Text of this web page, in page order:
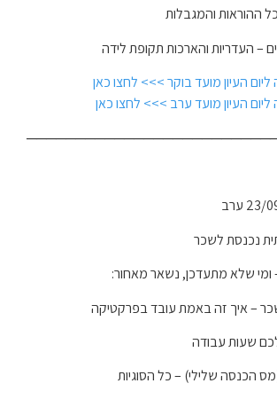
ההוראות והמגבלות
– העדריות והארכות תקופת לידה
העיון מועד בוקר >>> לחצו כאן
העיון מועד ערב >>> לחצו כאן
נכנסת לשכר
ומי שלא מתעדכן, נשאר מאחור:
שעות עבודה
הכנסה שלילי) – כל הסוגיות